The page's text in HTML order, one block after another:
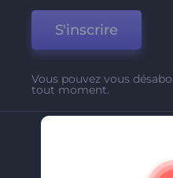
S'inscrire
Vous pouvez vous
tout moment.
A Propos De